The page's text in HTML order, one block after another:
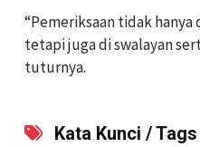
“Pemeriksaan tidak hanya
tetapi juga di swalayan
tuturnya.
Kata Kunci / Tags